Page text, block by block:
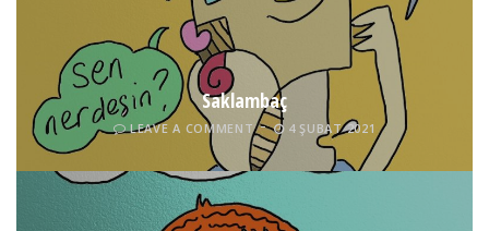
Saklambaç
LEAVE A COMMENT 4 ŞUBAT 2021